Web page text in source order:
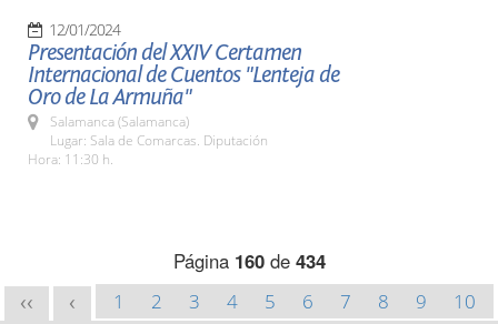
12/01/2024
Presentación del XXIV Certamen
Internacional de Cuentos "Lenteja de
Oro de La Armuña"
Salamanca (Salamanca)
Lugar: Sala de Comarcas. Diputación
Hora: 11:30 h.
Página 160de 434
<< < 1 2 3 4 5 6 7 8 9
10